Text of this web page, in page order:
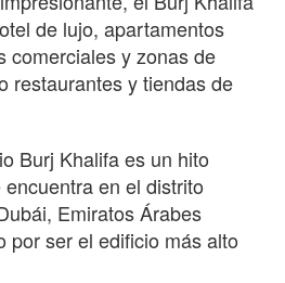
de lujo, apartamentos
comerciales y zonas de
restaurantes y tiendas de
Burj Khalifa es un hito
en el distrito
Emiratos Árabes
por ser el edificio más alto